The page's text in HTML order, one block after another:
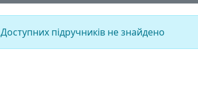
Доступних підручників не знайдено